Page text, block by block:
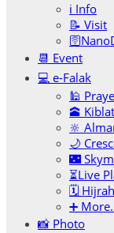
ℹ️ Info
📝 Visit
📆 Event
💻 e-Falak
🕌
🕋
🔆
🌙
🌃
⏳Live
🗓
➕
📸 Photo